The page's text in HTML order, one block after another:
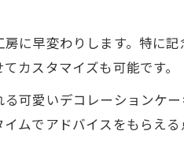
ツ工房になる学び方
子教室で工房気分を体感す
菓子教室で叶える工房体験
に早変わりします。特に
カスタマイズも可能です。
可愛いデコレーションケ
ムでアドバイスをもらえる